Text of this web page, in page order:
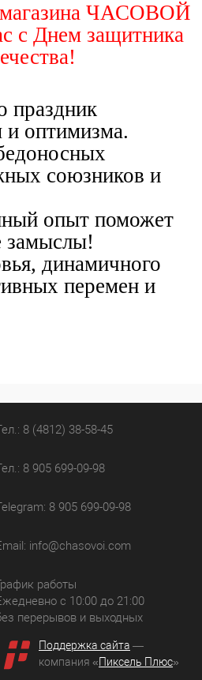
ЧАСОВОЙ
с Днем защитника
праздник
оптимизма.
союзников и
опыт поможет
замыслы!
динамичного
перемен и
8 (4812) 38-58-45
8 905 699-09-98
8 905 699-09-98
info@chasovoi.com
работы
с 10:00 до 21:00
перерывов и выходных
Поддержка сайта —
компания «Пиксель Плюс»